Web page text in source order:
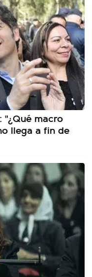
"¿Qué macro
llega a fin de